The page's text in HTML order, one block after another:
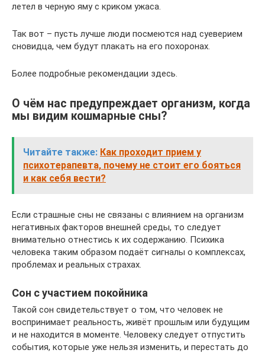
летел в черную яму с криком ужаса.
Так вот – пусть лучше люди посмеются над суеверием
сновидца, чем будут плакать на его похоронах.
Более подробные рекомендации здесь.
О чём нас предупреждает организм, когда
мы видим кошмарные сны?
Читайте также: Как проходит прием у
психотерапевта, почему не стоит его бояться
и как себя вести?
Если страшные сны не связаны с влиянием на организм
негативных факторов внешней среды, то следует
внимательно отнестись к их содержанию. Психика
человека таким образом подаёт сигналы о комплексах,
проблемах и реальных страхах.
Сон с участием покойника
Такой сон свидетельствует о том, что человек не
воспринимает реальность, живёт прошлым или будущим
и не находится в моменте. Человеку следует отпустить
события, которые уже нельзя изменить, и перестать до